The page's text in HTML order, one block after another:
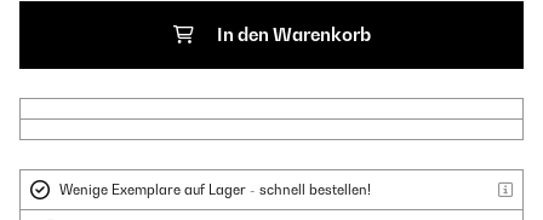
In den Warenkorb
Wenige Exemplare auf Lager - schnell bestellen!